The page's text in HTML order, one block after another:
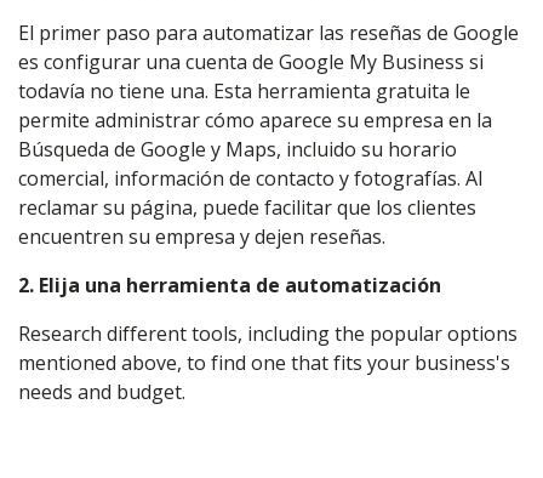
El primer paso para automatizar las reseñas de Google
es configurar una cuenta de Google My Business si
todavía no tiene una. Esta herramienta gratuita le
permite administrar cómo aparece su empresa en la
Búsqueda de Google y Maps, incluido su horario
comercial, información de contacto y fotografías. Al
reclamar su página, puede facilitar que los clientes
encuentren su empresa y dejen reseñas.
2. Elija una herramienta de automatización
Research different tools, including the popular options
mentioned above, to find one that fits your business's
needs and budget.